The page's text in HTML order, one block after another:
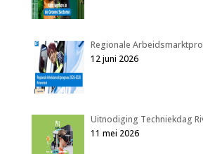
Regionale
12 juni 2026
Uitnodiging Techniekdag
11 mei 2026